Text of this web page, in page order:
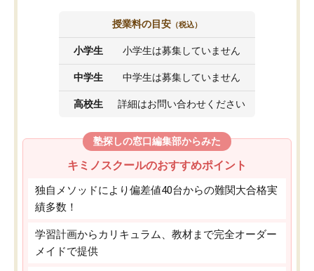
授業料の目安 （税込）
小学生 小学生は募集していません
中学生 中学生は募集していません
高校生 詳細はお問い合わせください
塾探しの窓口編集部からみた
キミノスクールのおすすめポイント
独自メソッドにより偏差値40台からの難関大合格実
績多数！
学習計画からカリキュラム、教材まで完全オーダー
メイドで提供